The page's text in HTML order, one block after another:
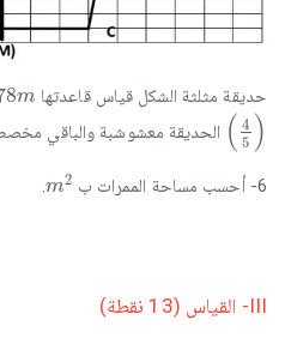
حديقة مثلثة الشكل قياس قاعدتها m
m
( 4
5 )
45
الحديقة معشوشبة والباقي
6- أحسب مساحة الممرات ب m2
2
.
III- القياس (13 نقطة)